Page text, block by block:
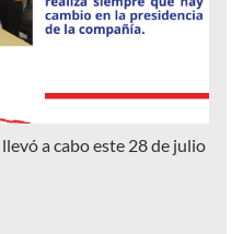
a cabo este 28 de julio